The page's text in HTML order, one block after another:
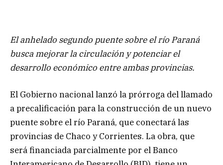
El anhelado segundo puente sobre el río Paraná
busca mejorar la circulación y potenciar el
desarrollo económico entre ambas provincias.
El Gobierno nacional lanzó la prórroga del llamado
a precalificación para la construcción de un nuevo
puente sobre el río Paraná, que conectará las
provincias de Chaco y Corrientes. La obra, que
será financiada parcialmente por el Banco